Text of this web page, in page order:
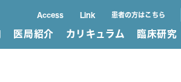
Access Link 患者の方はこちら
医局紹介 カリキュラム 臨床研究